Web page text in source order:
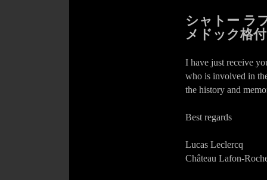
シャトー ラ
メドック格
I have just receive
who is involved in
the history and
Best regards
Lucas Leclercq
Château Lafon-